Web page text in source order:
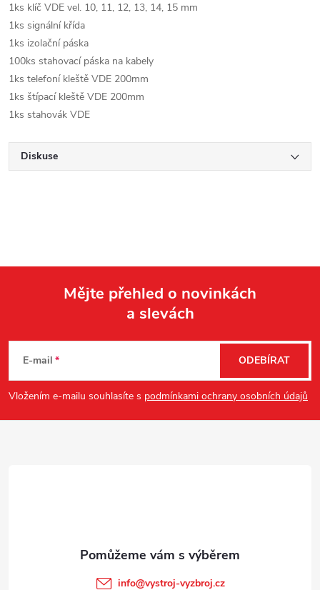
1ks klíč VDE vel. 10, 11, 12, 13, 14, 15 mm
1ks signální křída
1ks izolační páska
100ks stahovací páska na kabely
1ks telefoní kleště VDE 200mm
1ks štípací kleště VDE 200mm
1ks stahovák VDE
Diskuse
p
a
Mějte přehled o novinkách
a slevách
E-mail
Vložením e-mailu souhlasíte s podmínkami ochrany osobních údajů
ODEBÍRAT
info@vystroj-vyzbroj.cz